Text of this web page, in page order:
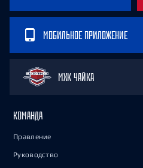
МОБИЛЬНОЕ ПРИЛОЖЕНИЕ
МХК ЧАЙКА
КОМАНДА
Правление
Руководство